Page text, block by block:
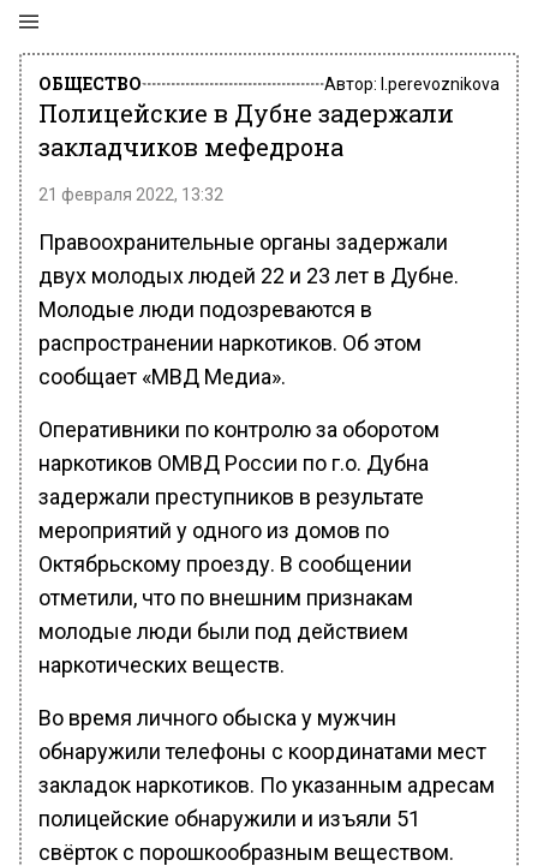
ОБЩЕСТВО Автор: l.perevoznikova
Полицейские в Дубне задержали
закладчиков мефедрона
21 февраля 2022, 13:32
Правоохранительные органы задержали
двух молодых людей 22 и 23 лет в Дубне.
Молодые люди подозреваются в
распространении наркотиков. Об этом
сообщает «МВД Медиа».
Оперативники по контролю за оборотом
наркотиков ОМВД России по г.о. Дубна
задержали преступников в результате
мероприятий у одного из домов по
Октябрьскому проезду. В сообщении
отметили, что по внешним признакам
молодые люди были под действием
наркотических веществ.
Во время личного обыска у мужчин
обнаружили телефоны с координатами мест
закладок наркотиков. По указанным адресам
полицейские обнаружили и изъяли 51
свёрток с порошкообразным веществом.